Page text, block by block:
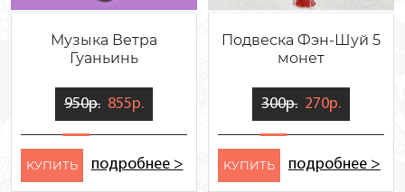
Музыка Ветра
Гуаньинь
950р. 855р.
KУПИТЬ подробнее >
Подвеска Фэн-Шуй 5
монет
300р. 270р.
KУПИТЬ подробнее >